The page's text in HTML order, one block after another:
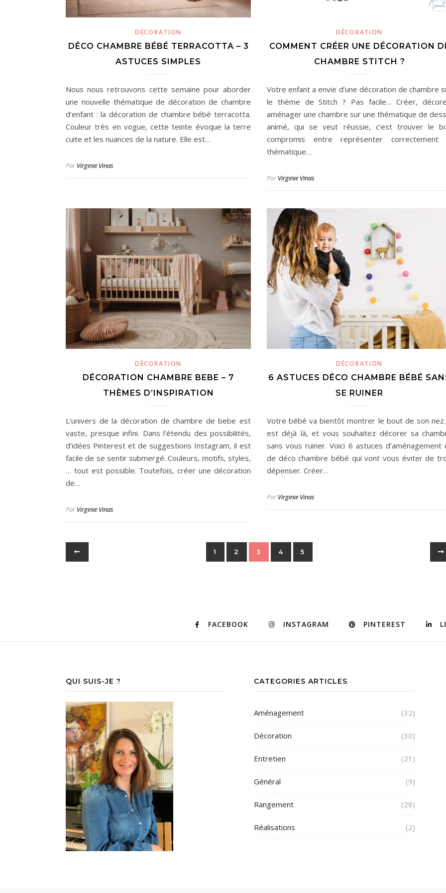
DÉCORATION
DÉCO CHAMBRE BÉBÉ TERRACOTTA – 3
ASTUCES SIMPLES
Nous nous retrouvons cette semaine pour aborder
une nouvelle thématique de décoration de chambre
d’enfant : la décoration de chambre bébé terracotta.
Couleur très en vogue, cette teinte évoque la terre
cuite et les nuances de la nature. Elle est…
ParVirginie Vinas
DÉCORATION
COMMENT CRÉER UNE DÉCORATION
CHAMBRE STITCH ?
Votre enfant a envie d’une décoration de chambre
le thème de Stitch ? Pas facile… Créer,
aménager une chambre sur une thématique de
animé, qui se veut réussie, c’est trouver le
compromis entre représenter correctement
thématique…
ParVirginie Vinas
DÉCORATION
DÉCORATION CHAMBRE BEBE – 7
THÈMES D’INSPIRATION
L’univers de la décoration de chambre de bebe est
vaste, presque infini. Dans l’étendu des possibilités,
d’idées Pinterest et de suggestions Instagram, il est
facile de se sentir submergé. Couleurs, motifs, styles,
… tout est possible. Toutefois, créer une décoration
de…
ParVirginie Vinas
DÉCORATION
6 ASTUCES DÉCO CHAMBRE BÉBÉ
SE RUINER
Votre bébé va bientôt montrer le bout de son
est déjà là, et vous souhaitez décorer sa
sans vous ruiner. Voici 6 astuces d’aménagement
de déco chambre bébé qui vont vous éviter de
dépenser. Créer…
ParVirginie Vinas
1 2 3 4 5
FACEBOOK INSTAGRAM PINTEREST
QUI SUIS-JE ? CATEGORIES ARTICLES
Aménagement (32)
Décoration (30)
Entretien (21)
Général (9)
Rangement (28)
Réalisations (2)